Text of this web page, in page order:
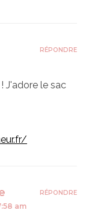
J'adore le sac
RÉPONDRE
am
RÉPONDRE